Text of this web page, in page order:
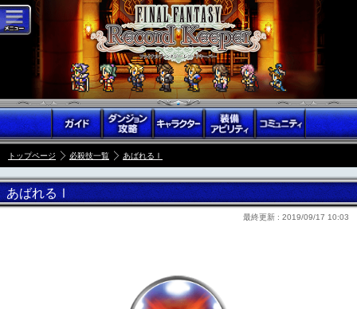
トップページ 必殺技一覧 あばれるⅠ
あばれるⅠ
最終更新 : 2019/09/17 10:03